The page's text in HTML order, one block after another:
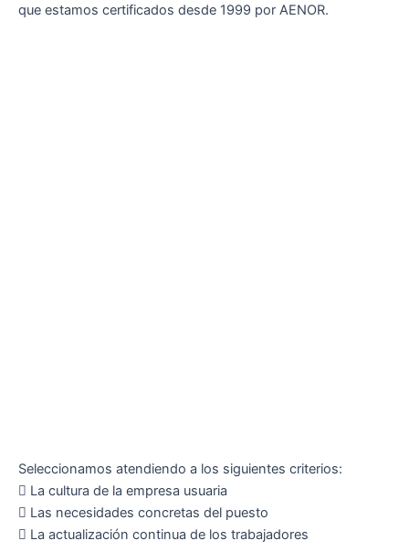
que estamos certificados desde 1999 por AENOR.
Seleccionamos atendiendo a los siguientes criterios:
 La cultura de la empresa usuaria
 Las necesidades concretas del puesto
 La actualización continua de los trabajadores